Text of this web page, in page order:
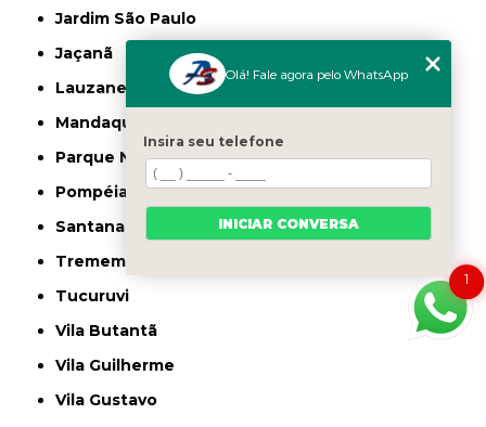
Jardim São Paulo
Jaçanã
Lauzane Paulista
Mandaqui
Parque Novo Mundo
Pompéia
Santana
Tremembé
Tucuruvi
Vila Butantã
Vila Guilherme
Vila Gustavo
1
Olá! Fale agora pelo WhatsApp
Insira seu telefone
INICIAR CONVERSA